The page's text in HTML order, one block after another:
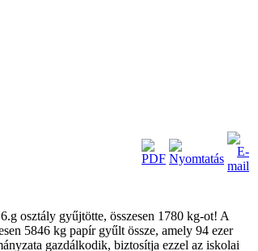
osztály gyűjtötte, összesen 1780 kg-ot! A
5846 kg papír gyűlt össze, amely 94 ezer
gazdálkodik, biztosítja ezzel az iskolai